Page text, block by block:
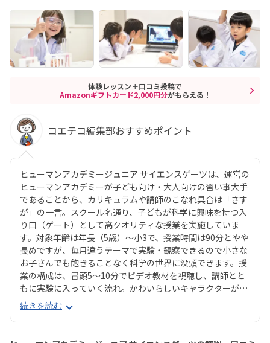
体験レッスン＋口コミ投稿で
Amazonギフトカード2,000円分がもらえる！
コエテコ編集部おすすめポイント
ヒューマンアカデミージュニア サイエンスゲーツは、運営の
ヒューマンアカデミーが子ども向け・大人向けの習い事大手
であることから、カリキュラムや講師のこなれ具合は「さす
が」の一言。スクール名通り、子どもが科学に興味を持つ入
り口（ゲート）として高クオリティな授業を実施していま
す。対象年齢は年長（5歳）〜小3で、授業時間は90分とやや
長めですが、毎月違うテーマで実験・観察できるので小さな
お子さんでも飽きることなく科学の世界に没頭できます。授
業の構成は、冒頭5〜10分でビデオ教材を視聴し、講師とと
もに実験に入っていく流れ。かわいらしいキャラクターが登
場するビデオ教材で子どもの興味をじゅうぶんに引き出して
から実験に移っていくことで、より科学の世界にのめり込ん
でいけそうですね。扱う実験はどれも安全性の高いものです
が、授業ではオリジナルの白衣・安全メガネをしっかり着
続きを読む